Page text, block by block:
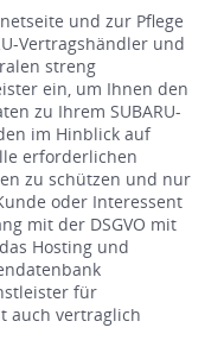
und zur Pflege
Vertragshändler und
streng
ein, um Ihnen den
zu Ihrem SUBARU-
im Hinblick auf
erforderlichen
zu schützen und nur
oder Interessent
mit der DSGVO mit
Hosting und
für
auch vertraglich